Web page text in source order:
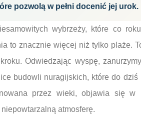
pozwolą w pełni docenić jej urok.
wybrzeży, które co
to znacznie więcej niż tylko plaże.
Odwiedzając wyspę,
budowli nuragijskich, które do
przez wieki, objawia się w
atmosferę.